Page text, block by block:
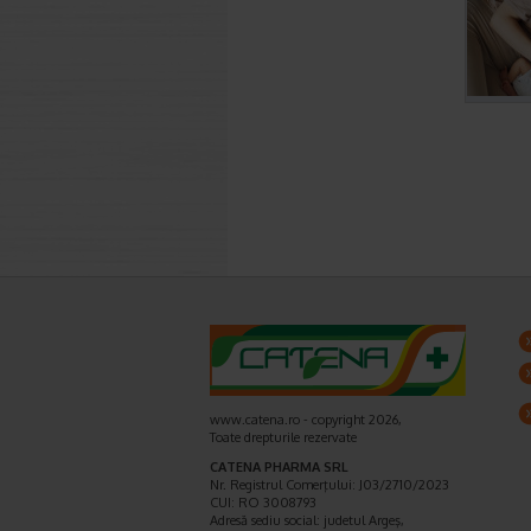
www.catena.ro - copyright 2026,
Toate drepturile rezervate
CATENA PHARMA SRL
Nr. Registrul Comerţului: J03/2710/2023
CUI: RO 3008793
Adresă sediu social: judetul Argeş,